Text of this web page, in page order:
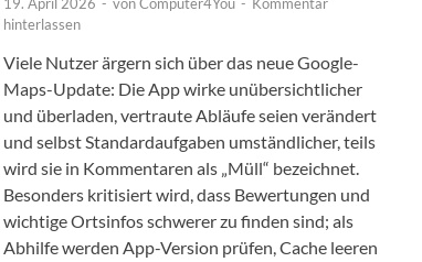
hinterlassen
Viele Nutzer ärgern sich über das neue Google-
Maps-Update: Die App wirke unübersichtlicher
und überladen, vertraute Abläufe seien verändert
und selbst Standardaufgaben umständlicher, teils
wird sie in Kommentaren als „Müll“ bezeichnet.
Besonders kritisiert wird, dass Bewertungen und
wichtige Ortsinfos schwerer zu finden sind; als
Abhilfe werden App-Version prüfen, Cache leeren